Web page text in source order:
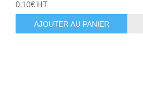
0,10€ HT
AJOUTER AU PANIER